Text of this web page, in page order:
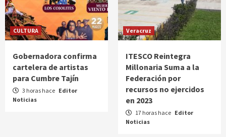
CULTURA
Gobernadora confirma
cartelera de artistas
para Cumbre Tajín
3 horas hace Editor
Noticias
Veracruz
ITESCO Reintegra
Millonaria Suma a la
Federación por
recursos no ejercidos
en 2023
17 horas hace Editor
Noticias